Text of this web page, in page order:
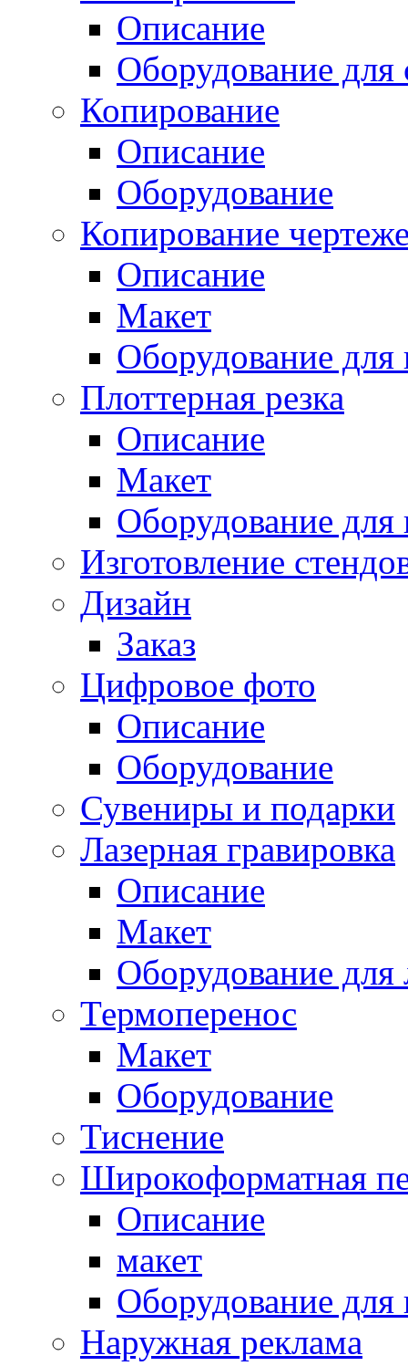
Описание
Оборудование для
Копирование
Описание
Оборудование
Копирование
Описание
Макет
Оборудование для
Плоттерная резка
Описание
Макет
Оборудование для
Изготовление
Дизайн
Заказ
Цифровое фото
Описание
Оборудование
Сувениры и подарки
Лазерная гравировка
Описание
Макет
Оборудование для
Термоперенос
Макет
Оборудование
Тиснение
Широкоформатная
Описание
макет
Оборудование
Наружная реклама